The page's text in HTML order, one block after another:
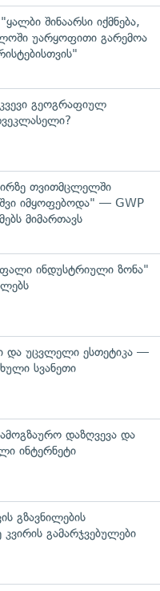
შინაარსი იქმნება,
უარყოფითი გარემოა
გეოგრაფიულ
თვითმცლელში
იმყოფებოდა" — GWP
მიმართავს
ინდუსტრიული ზონა"
და უცვლელი ესთეტიკა —
სვანეთი
დაზღვევა და
ინტერნეტი
გზავნილების
კვირის გამარჯვებულები